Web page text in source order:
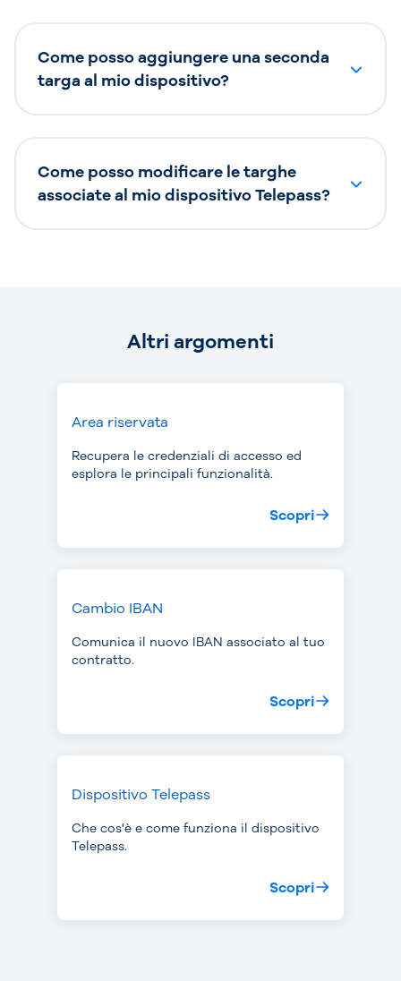
Come posso aggiungere una seconda
targa al mio dispositivo?
Come posso modificare le targhe
associate al mio dispositivo Telepass?
Altri argomenti
Area riservata
Recupera le credenziali di accesso ed
esplora le principali funzionalità.
Scopri
Cambio IBAN
Comunica il nuovo IBAN associato al tuo
contratto.
Scopri
Dispositivo Telepass
Che cos'è e come funziona il dispositivo
Telepass.
Scopri